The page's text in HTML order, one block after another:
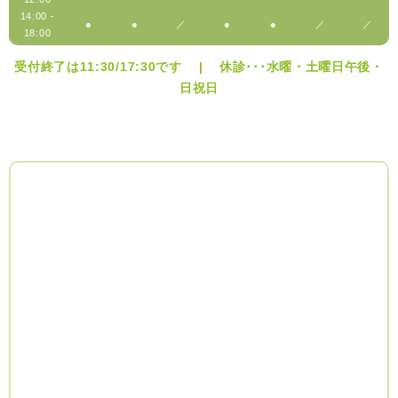
14:00 -
18:00
● ● ／ ● ● ／ ／
受付終了は11:30/17:30です | 休診･･･水曜・土曜日午後・
日祝日